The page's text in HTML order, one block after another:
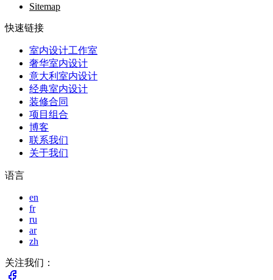
Sitemap
快速链接
室内设计工作室
奢华室内设计
意大利室内设计
经典室内设计
装修合同
项目组合
博客
联系我们
关于我们
语言
en
fr
ru
ar
zh
关注我们：